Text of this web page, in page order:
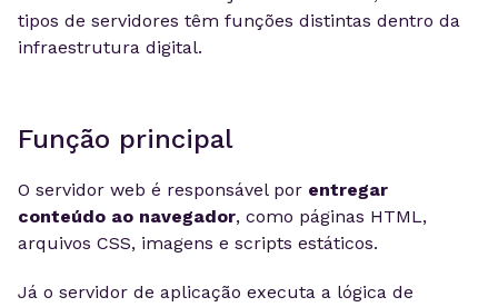
tipos de servidores têm funções distintas dentro da
infraestrutura digital.
Função principal
O servidor web é responsável por entregar
conteúdo ao navegador, como páginas HTML,
arquivos CSS, imagens e scripts estáticos.
Já o servidor de aplicação executa a lógica de